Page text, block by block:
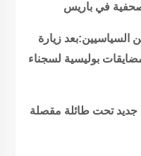
في باريس
السياسيين:بعد زيارة
بوليسية لسجناء
جديد تحت طائلة مقصلة